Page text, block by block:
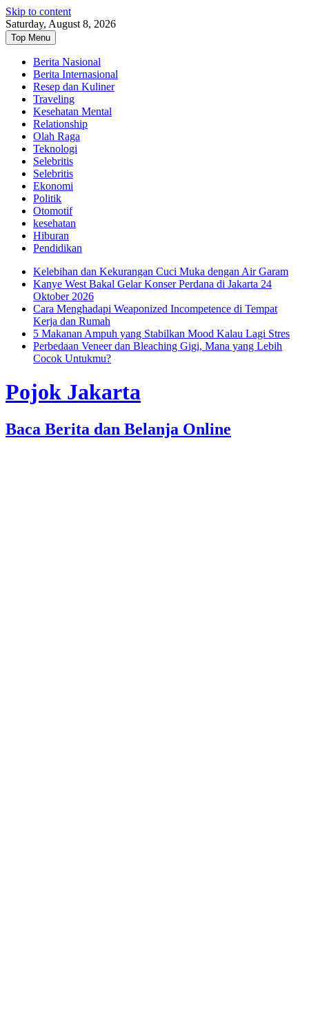
Skip to content
Saturday, August 8, 2026
Top Menu
Berita Nasional
Berita Internasional
Resep dan Kuliner
Traveling
Kesehatan Mental
Relationship
Olah Raga
Teknologi
Selebritis
Selebritis
Ekonomi
Politik
Otomotif
kesehatan
Hiburan
Pendidikan
Kelebihan dan Kekurangan Cuci Muka dengan Air Garam
Kanye West Bakal Gelar Konser Perdana di Jakarta 24
Oktober 2026
Cara Menghadapi Weaponized Incompetence di Tempat
Kerja dan Rumah
5 Makanan Ampuh yang Stabilkan Mood Kalau Lagi Stres
Perbedaan Veneer dan Bleaching Gigi, Mana yang Lebih
Cocok Untukmu?
Pojok Jakarta
Baca Berita dan Belanja Online